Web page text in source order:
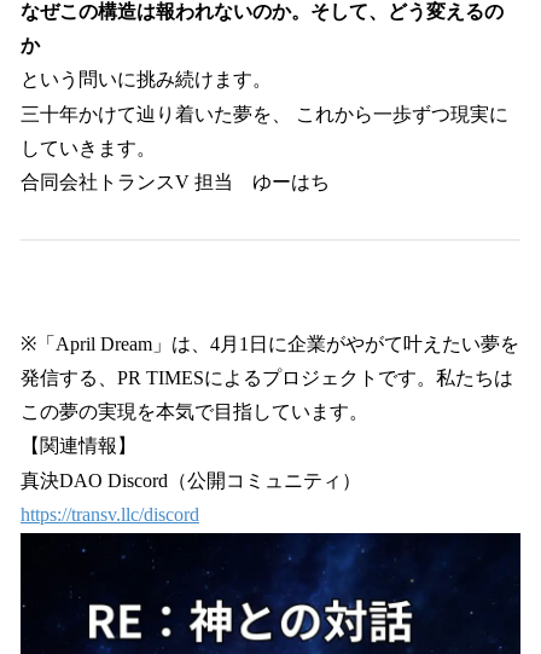
なぜこの構造は報われないのか。そして、どう変えるの
か
という問いに挑み続けます。
三十年かけて辿り着いた夢を、 これから一歩ずつ現実に
していきます。
合同会社トランスV 担当 ゆーはち
※「April Dream」は、4月1日に企業がやがて叶えたい夢を
発信する、PR TIMESによるプロジェクトです。私たちは
この夢の実現を本気で目指しています。
【関連情報】
真決DAO Discord（公開コミュニティ）
https://transv.llc/discord